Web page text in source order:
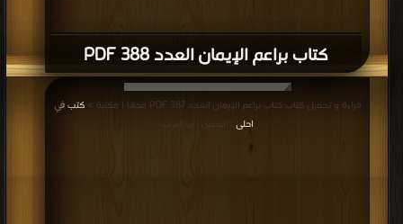
كتاب براعم الإيمان العدد 388 PDF
قراءة و تحميل كتاب كتاب براعم الإيمان العدد 387 PDF مجانا | مكتبة >
كتب في
احلى
| التحميل : مرة/مرات